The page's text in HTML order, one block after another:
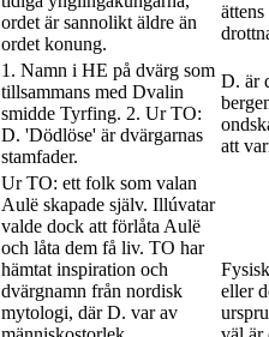
ordet är sannolikt äldre än
ordet konung.
1. Namn i HE på dvärg som
tillsammans med Dvalin
smidde Tyrfing. 2. Ur TO:
D. 'Dödlöse' är dvärgarnas
stamfader.
D. är
att
Ur TO: ett folk som valan
Aulë skapade själv. Illúvatar
valde dock att förlåta Aulë
och låta dem få liv. TO har
hämtat inspiration och
dvärgnamn från nordisk
mytologi, där D. var av
eller